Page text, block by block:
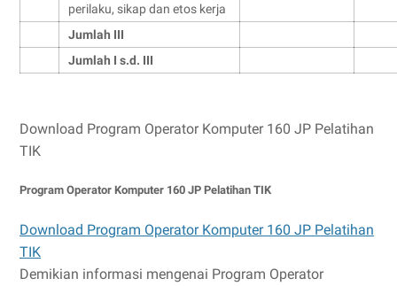
perilaku, sikap dan etos kerja
Jumlah III
Jumlah I s.d. III
Download Program Operator Komputer 160 JP Pelatihan
TIK
Program Operator Komputer 160 JP Pelatihan TIK
Download Program Operator Komputer 160 JP Pelatihan
TIK
Demikian informasi mengenai Program Operator